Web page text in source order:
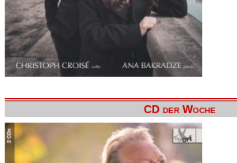
CD der Woche